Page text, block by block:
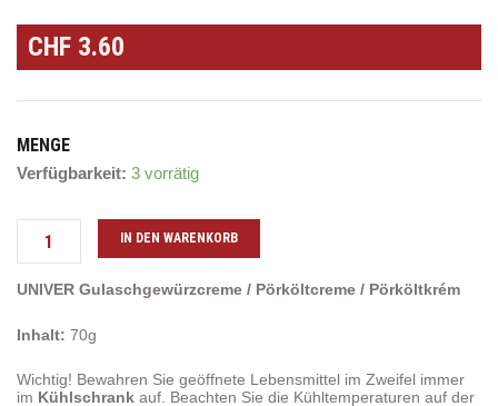
CHF 3.60
MENGE
Verfügbarkeit: 3 vorrätig
"UNIVER"
Pörköltkrém
IN DEN WARENKORB
UNIVER Gulaschgewürzcreme / Pörköltcreme / Pörköltkrém
Inhalt: 70g
Wichtig! Bewahren Sie geöffnete Lebensmittel im Zweifel immer
im Kühlschrank auf. Beachten Sie die Kühltemperaturen auf der